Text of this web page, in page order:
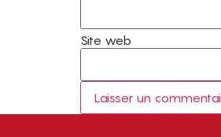
Site web